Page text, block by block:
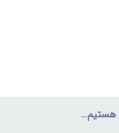
هستیم…